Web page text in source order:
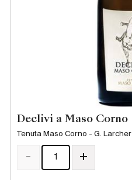
Declivi a Maso Corno
Tenuta Maso Corno - G. Larcher
- +